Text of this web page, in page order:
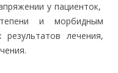
у пациенток,
и морбидным
лечения,